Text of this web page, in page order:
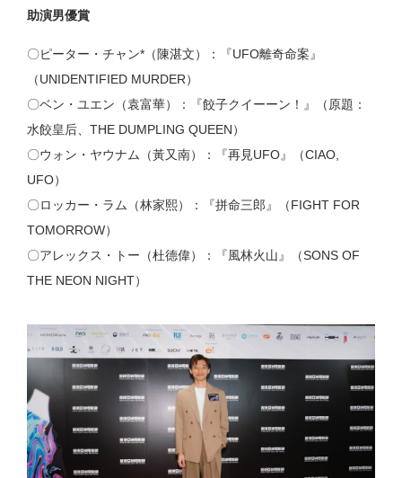
助演男優賞
〇ピーター・チャン*（陳湛文）：『UFO離奇命案』
（UNIDENTIFIED MURDER）
〇ベン・ユエン（袁富華）：『餃子クイーーン！』（原題：
水餃皇后、THE DUMPLING QUEEN）
〇ウォン・ヤウナム（黃又南）：『再見UFO』（CIAO,
UFO）
〇ロッカー・ラム（林家熙）：『拼命三郎』（FIGHT FOR
TOMORROW）
〇アレックス・トー（杜德偉）：『風林火山』（SONS OF
THE NEON NIGHT）